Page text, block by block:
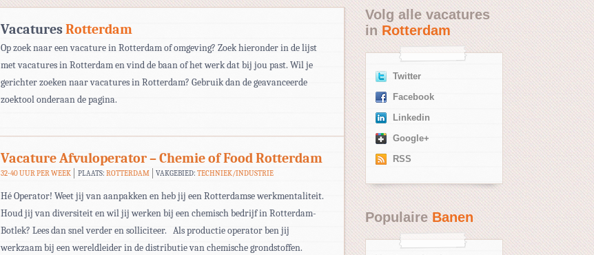
VacaturesRotterdam
Op zoek naar een vacature in Rotterdam of omgeving? Zoek hieronder in de lijst
met vacatures in Rotterdam en vind de baan of het werk dat bij jou past. Wil je
gerichter zoeken naar vacatures in Rotterdam? Gebruik dan de geavanceerde
zoektool onderaan de pagina.
Vacature Afvuloperator – Chemie of Food Rotterdam
32-40 UUR PER WEEK PLAATS: ROTTERDAM VAKGEBIED:TECHNIEK/INDUSTRIE
Hé Operator! Weet jij van aanpakken en heb jij een Rotterdamse werkmentaliteit.
Houd jij van diversiteit en wil jij werken bij een chemisch bedrijf in Rotterdam-
Botlek? Lees dan snel verder en solliciteer. Als productie operator ben jij
werkzaam bij een wereldleider in de distributie van chemische grondstoffen.
Volg alle vacatures
inRotterdam
Twitter
Facebook
Linkedin
Google+
RSS
PopulaireBanen